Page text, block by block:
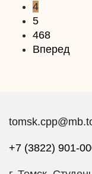
4
5
468
Вперед
+7 (3822) 901-